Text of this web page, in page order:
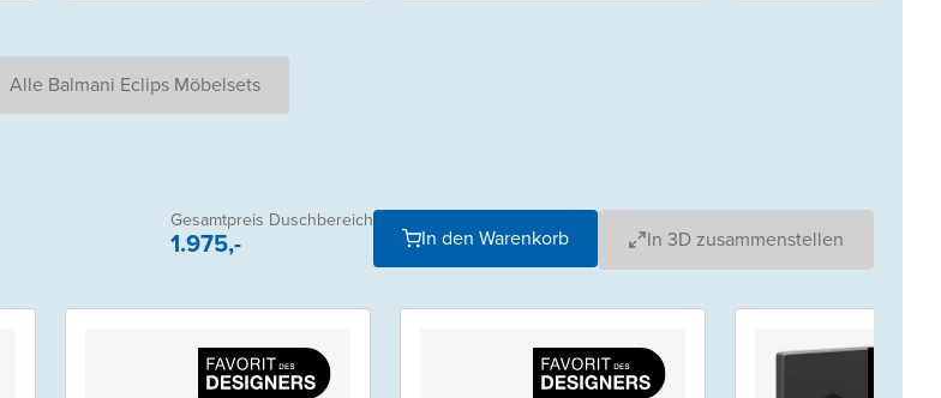
Alle Balmani Eclips Möbelsets
Gesamtpreis Duschbereich
1.975,- In den Warenkorb In 3D zusammenstellen